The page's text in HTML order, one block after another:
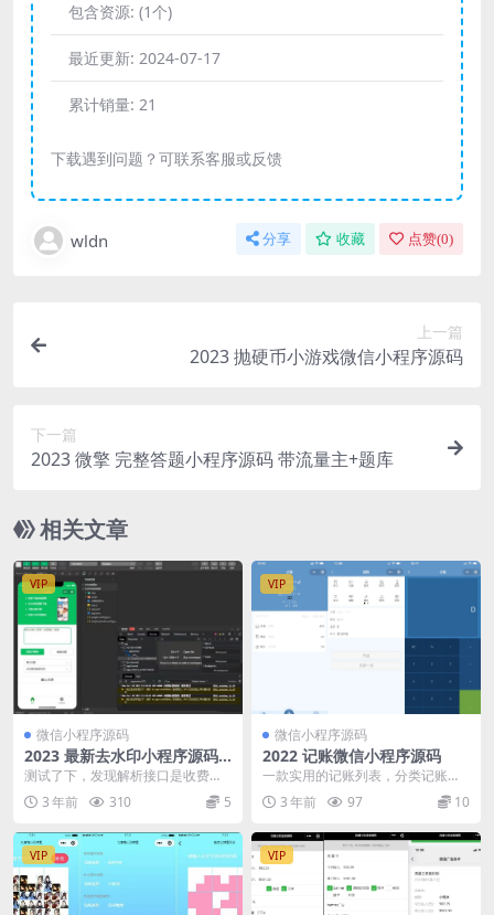
包含资源: (1个)
最近更新: 2024-07-17
累计销量: 21
下载遇到问题？可联系客服或反馈
wldn 分享 收藏 点赞(0)
上一篇
2023 抛硬币小游戏微信小程序源码
下一篇
2023 微擎 完整答题小程序源码 带流量主+题库
相关文章
VIP
微信小程序源码
2023 最新去水印小程序源码
无后台附带接口
测试了下，发现解析接口是收费
的。 自己有免费接口的可以自己替
换下。UI看着挺不错...
3 年前 310 5
VIP
微信小程序源码
2022 记账微信小程序源码
一款实用的记账列表，分类记账，
生活记账小程序工具。包含：添加
记账、编辑记账、统计...
3 年前 97 10
VIP VIP